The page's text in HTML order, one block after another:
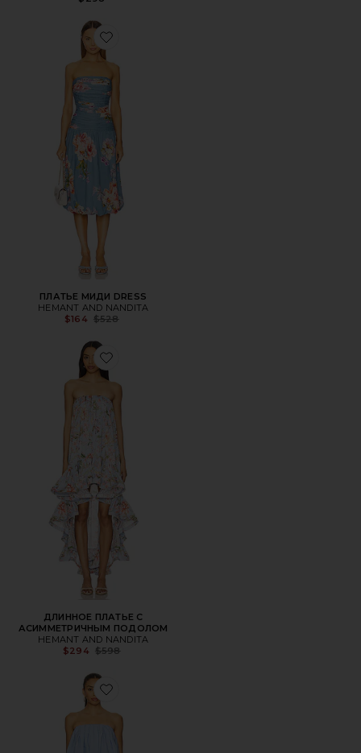
Favorite ПЛАТЬЕ МИДИ DRESS
ПЛАТЬЕ МИДИ DRESS
HEMANT AND NANDITA
$164 Previous price:
$528
Favorite ДЛИННОЕ ПЛАТЬЕ С АСИММЕТРИЧНЫМ
ДЛИННОЕ ПЛАТЬЕ С
АСИММЕТРИЧНЫМ ПОДОЛОМ
HEMANT AND NANDITA
$294 Previous price:
$598
Favorite МИНИ-ПЛАТЬЕ В ФОРМЕ ТЮБИКА С